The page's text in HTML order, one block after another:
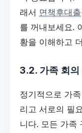
래서 면책후대출
를 꺼내보세요.
황을 이해하고
3.2. 가족 회의
정기적으로 가
리고 서로의 필
니다. 모든 가족